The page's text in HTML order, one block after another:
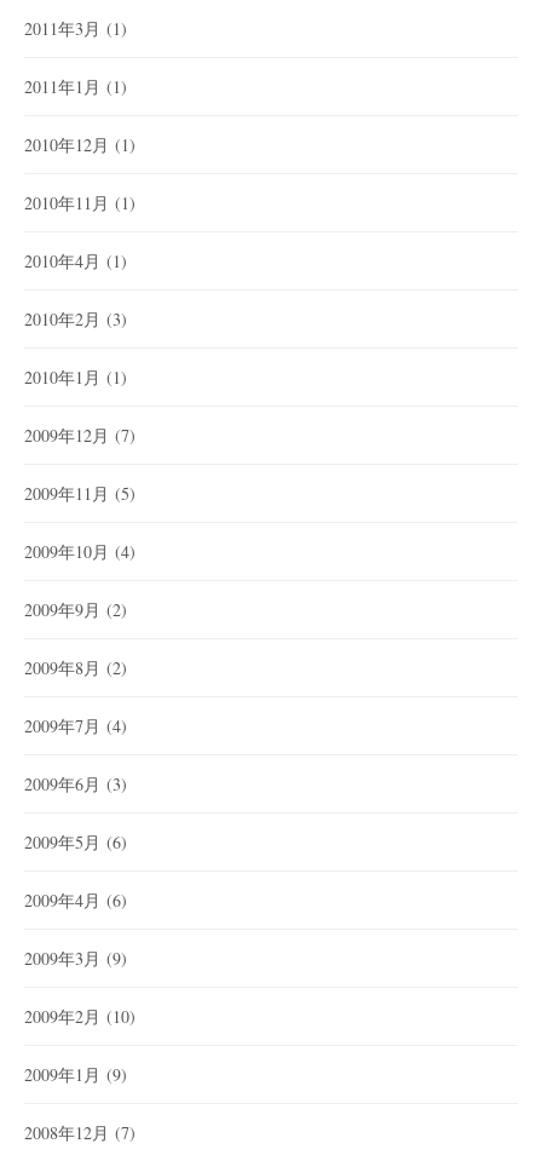
2011年3月 (1)
2011年1月 (1)
2010年12月 (1)
2010年11月 (1)
2010年4月 (1)
2010年2月 (3)
2010年1月 (1)
2009年12月 (7)
2009年11月 (5)
2009年10月 (4)
2009年9月 (2)
2009年8月 (2)
2009年7月 (4)
2009年6月 (3)
2009年5月 (6)
2009年4月 (6)
2009年3月 (9)
2009年2月 (10)
2009年1月 (9)
2008年12月 (7)